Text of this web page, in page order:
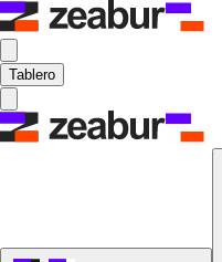
Tablero